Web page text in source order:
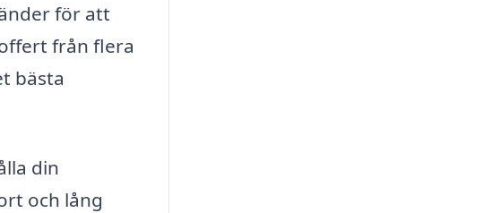
för att
från flera
bästa
din
och lång